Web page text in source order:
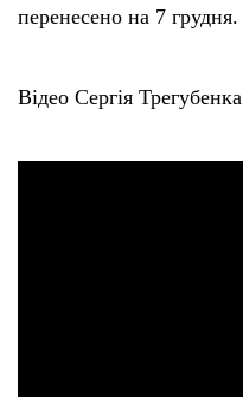
Підтримати «місцевих»
перенесено на 7 грудня.
Відео Сергія Трегубенка